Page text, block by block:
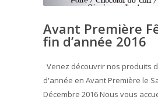
Avant Première
fin d’année 2016
Venez découvrir nos produits
d'année en Avant Première le
Décembre 2016 Nous vous